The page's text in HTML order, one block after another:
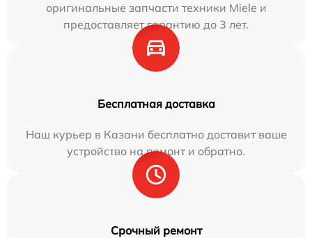
оригинальные запчасти техники Miele и
предоставляет гарантию до 3 лет.
Бесплатная доставка
Наш курьер в Казани бесплатно доставит ваше
устройство на ремонт и обратно.
Срочный ремонт